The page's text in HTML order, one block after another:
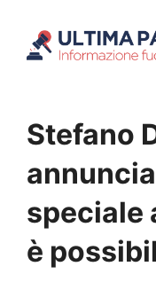
Stefano
speciale
è